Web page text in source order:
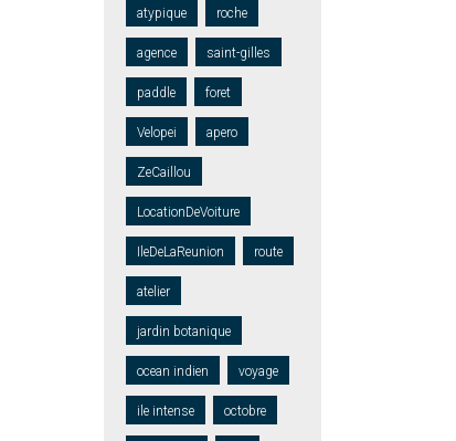
atypique roche
agence saint-gilles
paddle foret
Velopei apero
ZeCaillou
LocationDeVoiture
IleDeLaReunion route
atelier
jardin botanique
ocean indien voyage
ile intense octobre